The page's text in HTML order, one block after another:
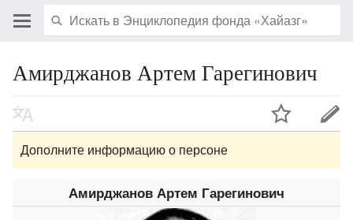
Амирджанов Артем Гарегинович
Дополните информацию о персоне
Амирджанов Артем Гарегинович